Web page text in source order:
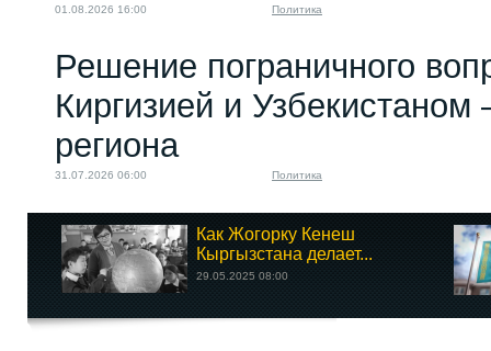
01.08.2026 16:00 Политика
Решение пограничного
Киргизией и Узбекистаном
региона
31.07.2026 06:00 Политика
Как Жогорку Кенеш
Кыргызстана делает...
29.05.2025 08:00